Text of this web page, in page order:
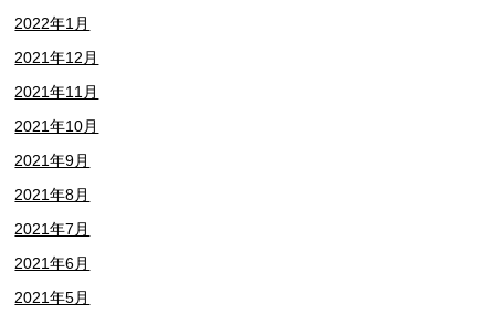
2022年1月
2021年12月
2021年11月
2021年10月
2021年9月
2021年8月
2021年7月
2021年6月
2021年5月